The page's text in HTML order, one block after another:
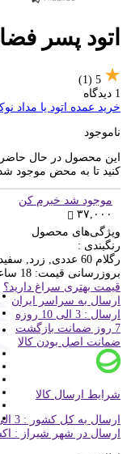
اتود پسر
5
(1)
1 دیدگاه
خرید عمده اتود یا مداد
ناموجود
این محصول در حال حاضر
کنید تا به محض موجود
موجود شد خبرم کن
۳۷,۰۰۰
ویژگی‌های محصول
رنگبندی :
رگلام 60 عددی, زرد, سفید, مشکی, قرمز
بروزرسانی قیمت: 18 ساعت پیش
قیمت بهتری سراغ دارید؟
ارسال به سراسر ایران
ارسال : 3 الی 10 روزه
7 روز ضمانت بازگشت
ضمانت اصل بودن کالا
شرایط ارسال کالا
ارسال به کل کشور : 3 الی 7 روز کاری
ارسال در شهر شیراز :